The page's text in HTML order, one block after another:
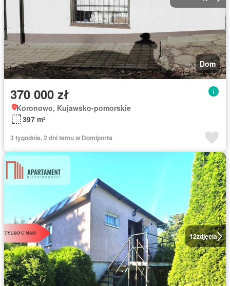
Dom
370 000 zł
Koronowo, Kujawsko-pomorskie
397 m²
3 tygodnie, 2 dni temu w Domiporta
12zdjęcia